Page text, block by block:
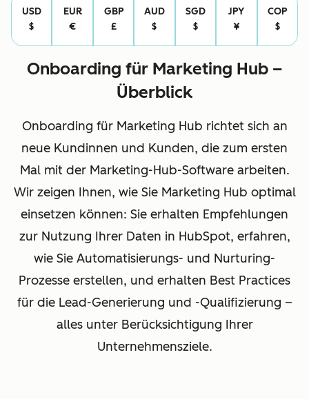
USD
$
EUR
€
GBP
£
AUD
$
SGD
$
JPY
¥
COP
$
Onboarding für Marketing Hub –
Überblick
Onboarding für Marketing Hub richtet sich an
neue Kundinnen und Kunden, die zum ersten
Mal mit der Marketing-Hub-Software arbeiten.
Wir zeigen Ihnen, wie Sie Marketing Hub optimal
einsetzen können: Sie erhalten Empfehlungen
zur Nutzung Ihrer Daten in HubSpot, erfahren,
wie Sie Automatisierungs- und Nurturing-
Prozesse erstellen, und erhalten Best Practices
für die Lead-Generierung und -Qualifizierung –
alles unter Berücksichtigung Ihrer
Unternehmensziele.